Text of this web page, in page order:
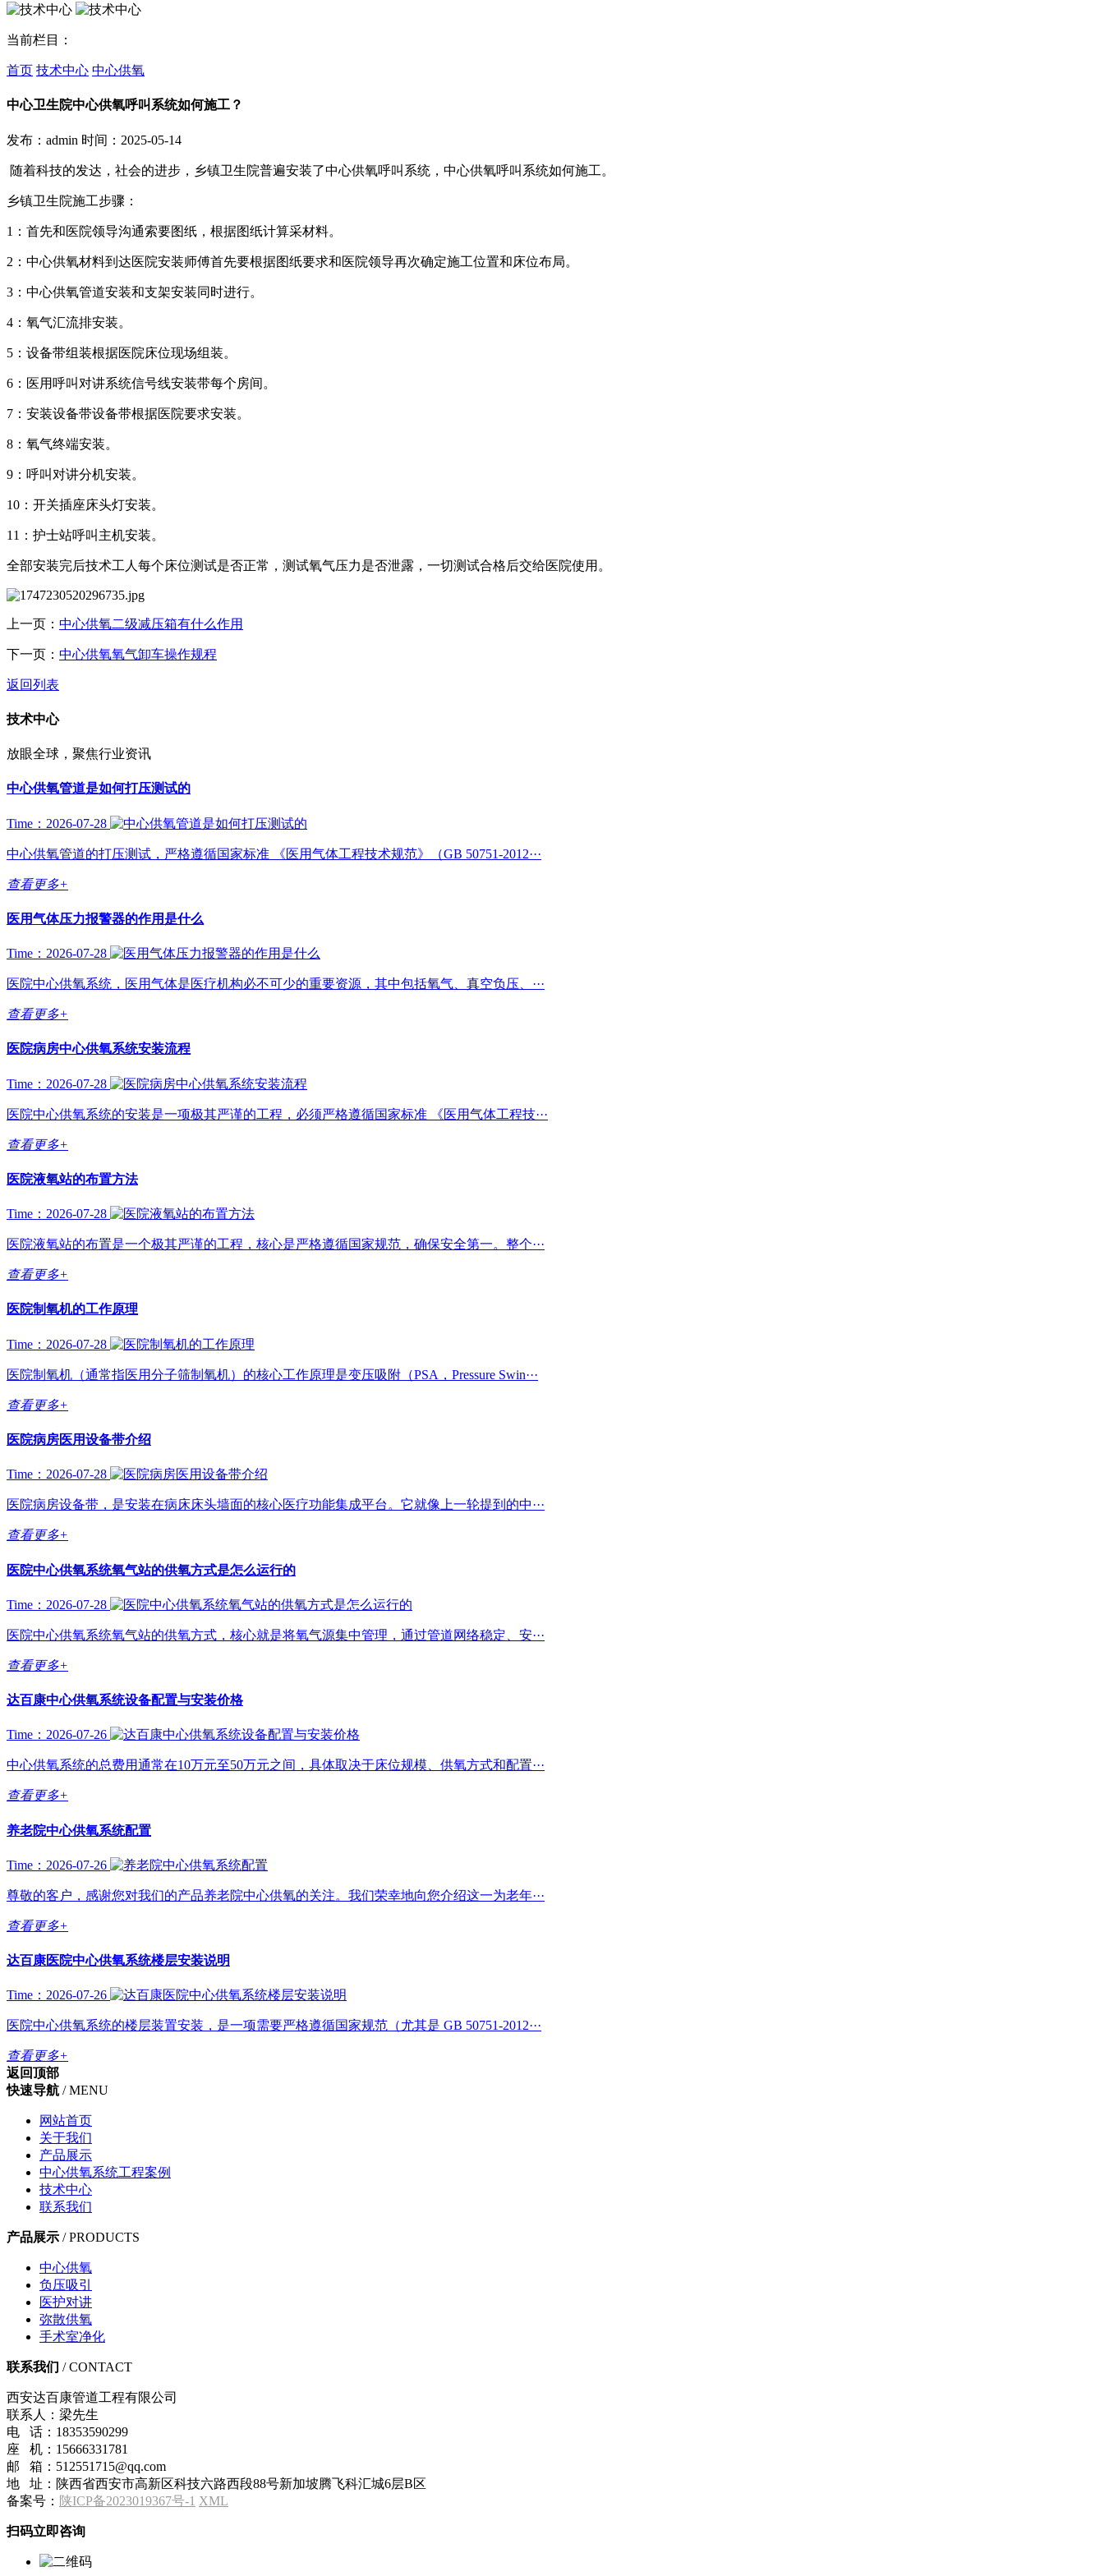
当前栏目：
首页 技术中心 中心供氧
中心卫生院中心供氧呼叫系统如何施工？
发布：admin 时间：2025-05-14
随着科技的发达，社会的进步，乡镇卫生院普遍安装了中心供氧呼叫系统，中心供氧呼叫系统如何施工。
乡镇卫生院施工步骤：
1：首先和医院领导沟通索要图纸，根据图纸计算采材料。
2：中心供氧材料到达医院安装师傅首先要根据图纸要求和医院领导再次确定施工位置和床位布局。
3：中心供氧管道安装和支架安装同时进行。
4：氧气汇流排安装。
5：设备带组装根据医院床位现场组装。
6：医用呼叫对讲系统信号线安装带每个房间。
7：安装设备带设备带根据医院要求安装。
8：氧气终端安装。
9：呼叫对讲分机安装。
10：开关插座床头灯安装。
11：护士站呼叫主机安装。
全部安装完后技术工人每个床位测试是否正常，测试氧气压力是否泄露，一切测试合格后交给医院使用。
上一页： 中心供氧二级减压箱有什么作用
下一页： 中心供氧氧气卸车操作规程
返回列表
技术中心
放眼全球，聚焦行业资讯
中心供氧管道是如何打压测试的
Time：2026-07-28
中心供氧管道的打压测试，严格遵循国家标准 《医用气体工程技术规范》（GB 50751-2012···
查看更多+
医用气体压力报警器的作用是什么
Time：2026-07-28
医院中心供氧系统，医用气体是医疗机构必不可少的重要资源，其中包括氧气、真空负压、···
查看更多+
医院病房中心供氧系统安装流程
Time：2026-07-28
医院中心供氧系统的安装是一项极其严谨的工程，必须严格遵循国家标准 《医用气体工程技···
查看更多+
医院液氧站的布置方法
Time：2026-07-28
医院液氧站的布置是一个极其严谨的工程，核心是严格遵循国家规范，确保安全第一。整个···
查看更多+
医院制氧机的工作原理
Time：2026-07-28
医院制氧机（通常指医用分子筛制氧机）的核心工作原理是变压吸附（PSA，Pressure Swin···
查看更多+
医院病房医用设备带介绍
Time：2026-07-28
医院病房设备带，是安装在病床床头墙面的核心医疗功能集成平台。它就像上一轮提到的中···
查看更多+
医院中心供氧系统氧气站的供氧方式是怎么运行的
Time：2026-07-28
医院中心供氧系统氧气站的供氧方式，核心就是将氧气源集中管理，通过管道网络稳定、安···
查看更多+
达百康中心供氧系统设备配置与安装价格
Time：2026-07-26
中心供氧系统的总费用通常在10万元至50万元之间，具体取决于床位规模、供氧方式和配置···
查看更多+
养老院中心供氧系统配置
Time：2026-07-26
尊敬的客户，感谢您对我们的产品养老院中心供氧的关注。我们荣幸地向您介绍这一为老年···
查看更多+
达百康医院中心供氧系统楼层安装说明
Time：2026-07-26
医院中心供氧系统的楼层装置安装，是一项需要严格遵循国家规范（尤其是 GB 50751-2012···
查看更多+
返回顶部
快速导航 / MENU
网站首页
关于我们
产品展示
中心供氧系统工程案例
技术中心
联系我们
产品展示 / PRODUCTS
中心供氧
负压吸引
医护对讲
弥散供氧
手术室净化
联系我们 / CONTACT
西安达百康管道工程有限公司
联系人：梁先生
电 话：18353590299
座 机：15666331781
邮 箱：512551715@qq.com
地 址：陕西省西安市高新区科技六路西段88号新加坡腾飞科汇城6层B区
备案号： 陕ICP备2023019367号-1 XML
扫码立即咨询